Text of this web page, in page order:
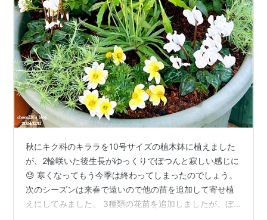
秋にキク科のキララを10号サイズの植木鉢に植えました
が、2輪咲いた後生長がゆっくりでぽつんと寂しい感じに
😓 寒くなってもう今季は終わってしまったのでしょう。
次のシーズンは来春で遠いので他の苗を追加して寄せ植
えにしてみました。 3種類の花苗を追加しましたが、ぼ